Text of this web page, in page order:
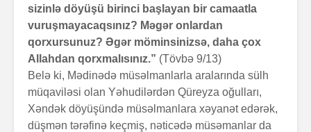
sizinlə döyüşü birinci başlayan bir camaatla
vuruşmayacaqsınız? Məgər onlardan
qorxursunuz? Əgər möminsinizsə, daha çox
Allahdan qorxmalısınız.” (Tövbə 9/13)
Belə ki, Mədinədə müsəlmanlarla aralarında sülh
müqaviləsi olan Yəhudilərdən Qüreyza oğulları,
Xəndək döyüşündə müsəlmanlara xəyanət edərək,
düşmən tərəfinə keçmiş, nəticədə müsəmanlar da